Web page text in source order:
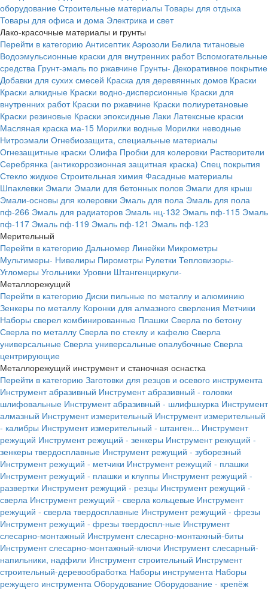
оборудование Строительные материалы Товары для отдыха
Товары для офиса и дома Электрика и свет
Лако-красочные материалы и грунты
Перейти в категорию Антисептик Аэрозоли Белила титановые
Водоэмульсионные краски для внутренних работ Вспомогательные
средства Грунт-эмаль по ржавчине Грунты- Декоративное покрытие
Добавки для сухих смесей Краска для деревянных домов Краски
Краски алкидные Краски водно-дисперсионные Краски для
внутренних работ Краски по ржавчине Краски полиуретановые
Краски резиновые Краски эпоксидные Лаки Латексные краски
Масляная краска ма-15 Морилки водные Морилки неводные
Нитроэмали Огнебиозащита, специальные материалы
Огнезащитные краски Олифа Пробки для колеровки Растворители
Серебрянка (антикоррозионная защитная краска) Спец покрытия
Стекло жидкое Строительная химия Фасадные материалы
Шпаклевки Эмали Эмали для бетонных полов Эмали для крыш
Эмали-основы для колеровки Эмаль для пола Эмаль для пола
пф-266 Эмаль для радиаторов Эмаль нц-132 Эмаль пф-115 Эмаль
пф-117 Эмаль пф-119 Эмаль пф-121 Эмаль пф-123
Мерительный
Перейти в категорию Дальномер Линейки Микрометры
Мультимеры- Нивелиры Пирометры Рулетки Тепловизоры-
Угломеры Угольники Уровни Штангенциркули-
Металлорежущий
Перейти в категорию Диски пильные по металлу и алюминию
Зенкеры по металлу Коронки для алмазного сверления Метчики
Наборы сверел комбинированные Плашки Сверла по бетону
Сверла по металлу Сверла по стеклу и кафелю Сверла
универсальные Сверла универсальные опалубочные Сверла
центрирующие
Металлорежущий инструмент и станочная оснастка
Перейти в категорию Заготовки для резцов и осевого инструмента
Инструмент абразивный Инструмент абразивный - головки
шлифовальные Инструмент абразивный - шлифшкурка Инструмент
алмазный Инструмент измерительный Инструмент измерительный
- калибры Инструмент измерительный - штанген... Инструмент
режущий Инструмент режущий - зенкеры Инструмент режущий -
зенкеры твердосплавные Инструмент режущий - зуборезный
Инструмент режущий - метчики Инструмент режущий - плашки
Инструмент режущий - плашки и клуппы Инструмент режущий -
развертки Инструмент режущий - резцы Инструмент режущий -
сверла Инструмент режущий - сверла кольцевые Инструмент
режущий - сверла твердосплавные Инструмент режущий - фрезы
Инструмент режущий - фрезы твердоспл-ные Инструмент
слесарно-монтажный Инструмент слесарно-монтажный-биты
Инструмент слесарно-монтажный-ключи Инструмент слесарный-
напильники, надфили Инструмент строительный Инструмент
строительный-деревообработка Наборы инструмента Наборы
режущего инструмента Оборудование Оборудование - крепёж